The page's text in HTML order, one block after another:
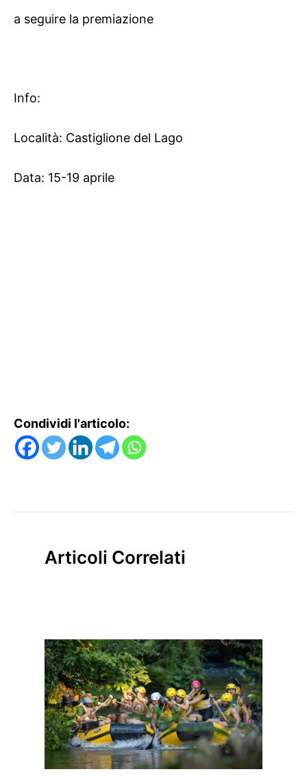
a seguire la premiazione
Info:
Località: Castiglione del Lago
Data: 15-19 aprile
Condividi l'articolo:
Articoli Correlati